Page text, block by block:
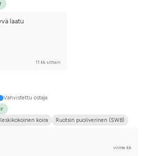
laatu
11 kk sitten
Vahvistettu ostaja
koira
Ruotsin puoliverinen (SWB)
viime kk